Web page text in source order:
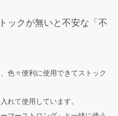
ックが無いと不安な「不
色々便利に使用できてストック
れて使用しています。